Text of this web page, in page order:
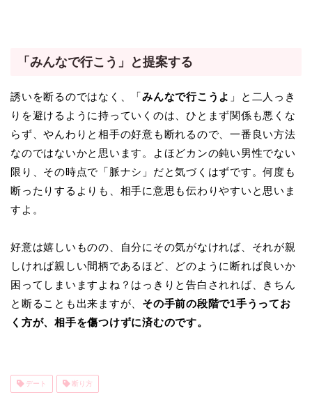
「みんなで行こう」と提案する
誘いを断るのではなく、「みんなで行こうよ 」と二人っき
りを避けるように持っていくのは、ひとまず関係も悪くな
らず、やんわりと相手の好意も断れるので、一番良い方法
なのではないかと思います。よほどカンの鈍い男性でない
限り、その時点で「脈ナシ」だと気づくはずです。何度も
断ったりするよりも、相手に意思も伝わりやすいと思いま
すよ。
好意は嬉しいものの、自分にその気がなければ、それが親
しければ親しい間柄であるほど、どのように断れば良いか
困ってしまいますよね？はっきりと告白されれば、きちん
と断ることも出来ますが、 その手前の段階で1手うってお
く方が、相手を傷つけずに済むのです。
デート 断り方